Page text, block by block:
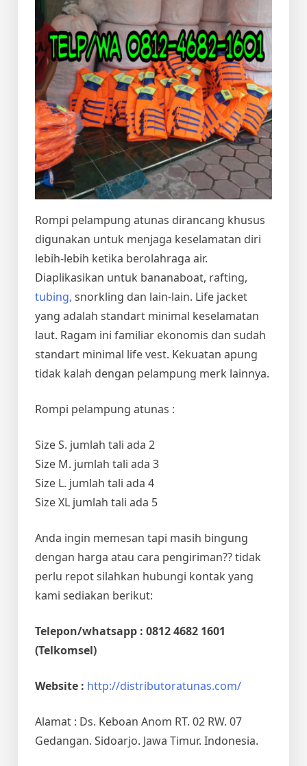
Rompi pelampung atunas dirancang khusus
digunakan untuk menjaga keselamatan diri
lebih-lebih ketika berolahraga air.
Diaplikasikan untuk bananaboat, rafting,
tubing, snorkling dan lain-lain. Life jacket
yang adalah standart minimal keselamatan
laut. Ragam ini familiar ekonomis dan sudah
standart minimal life vest. Kekuatan apung
tidak kalah dengan pelampung merk lainnya.
Rompi pelampung atunas :
Size S. jumlah tali ada 2
Size M. jumlah tali ada 3
Size L. jumlah tali ada 4
Size XL jumlah tali ada 5
Anda ingin memesan tapi masih bingung
dengan harga atau cara pengiriman?? tidak
perlu repot silahkan hubungi kontak yang
kami sediakan berikut:
Telepon/whatsapp : 0812 4682 1601
(Telkomsel)
Website : http://distributoratunas.com/
Alamat : Ds. Keboan Anom RT. 02 RW. 07
Gedangan. Sidoarjo. Jawa Timur. Indonesia.